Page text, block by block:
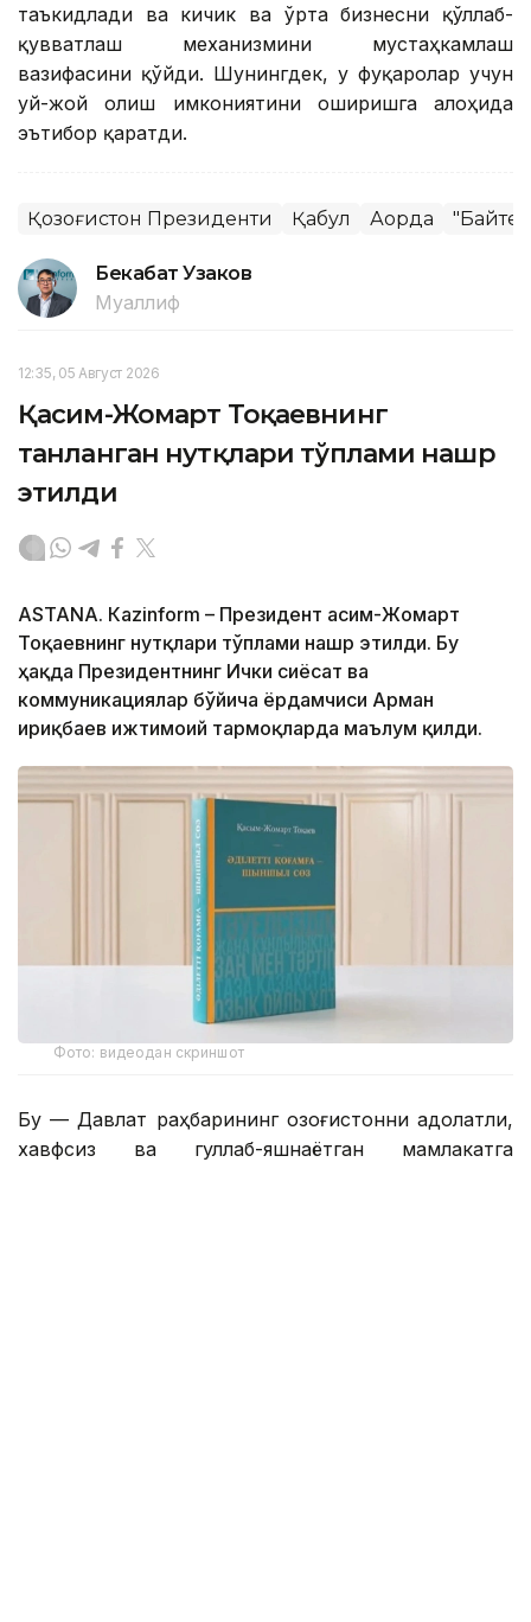
таъкидлади ва кичик ва ўрта бизнесни қўллаб-
қувватлаш механизмини мустаҳкамлаш
вазифасини қўйди. Шунингдек, у фуқаролар учун
уй-жой олиш имкониятини оширишга алоҳида
эътибор қаратди.
Қозоғистон Президенти Қабул Ақорда
Бекабат Узаков
Муаллиф
12:35, 05 Август 2026
Қасим-Жомарт Тоқаевнинг
танланган нутқлари тўплами нашр
этилди
ASTANА. Кazinform – Президент Қасим-Жомарт
Тоқаевнинг нутқлари тўплами нашр этилди. Бу
ҳақда Президентнинг Ички сиёсат ва
коммуникациялар бўйича ёрдамчиси Арман
Қириқбаев ижтимоий тармоқларда маълум қилди.
Фото: видеодан скриншот
Бу — Давлат раҳбарининг Қозоғистонни адолатли,
хавфсиз ва гуллаб-яшнаётган мамлакатга